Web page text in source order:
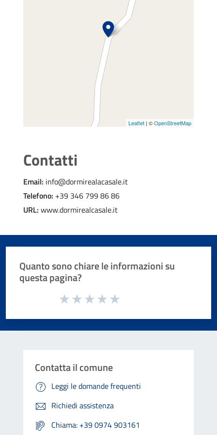
Leaflet | ©OpenStreetMap
Contatti
Email: info@dormirealacasale.it
Telefono: +39 346 799 86 86
URL: www.dormirealcasale.it
Quanto sono chiare le informazioni su
questa pagina?
Valuta da 1 a 5 stelle la pagina
Contatta il comune
Leggi le domande frequenti
Richiedi assistenza
Chiama: +39 0974 903161